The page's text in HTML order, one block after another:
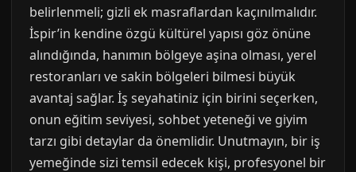
belirlenmeli; gizli ek masraflardan kaçınılmalıdır.
İspir’in kendine özgü kültürel yapısı göz önüne
alındığında, hanımın bölgeye aşina olması, yerel
restoranları ve sakin bölgeleri bilmesi büyük
avantaj sağlar. İş seyahatiniz için birini seçerken,
onun eğitim seviyesi, sohbet yeteneği ve giyim
tarzı gibi detaylar da önemlidir. Unutmayın, bir iş
yemeğinde sizi temsil edecek kişi, profesyonel bir